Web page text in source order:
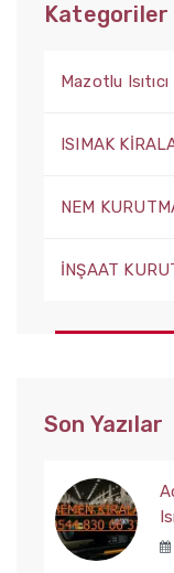
Kategoriler
Mazotlu
ISIMAK
NEM
İNŞAAT
Son Yazılar